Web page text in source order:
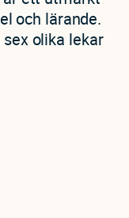
och lärande.
olika lekar